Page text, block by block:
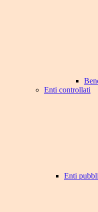
Enti controllati
Enti